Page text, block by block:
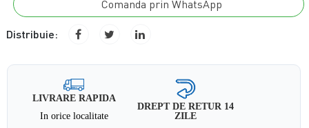
Comanda prin WhatsApp
Distribuie:
LIVRARE RAPIDA
In orice localitate
DREPT DE RETUR 14
ZILE